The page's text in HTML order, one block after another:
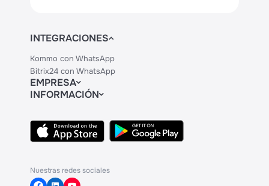
INTEGRACIONES
Kommo con WhatsApp
Bitrix24 con WhatsApp
EMPRESA
Contactos
INFORMACIÓN
API
Centro de Ayuda
Nuestras redes sociales